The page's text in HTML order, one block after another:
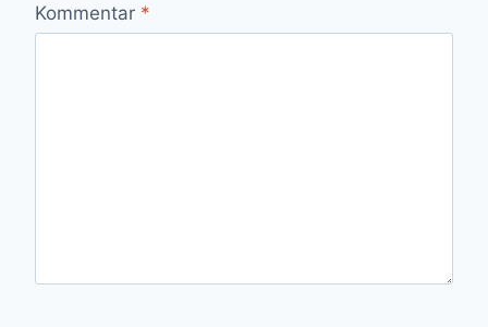
Kommentar *